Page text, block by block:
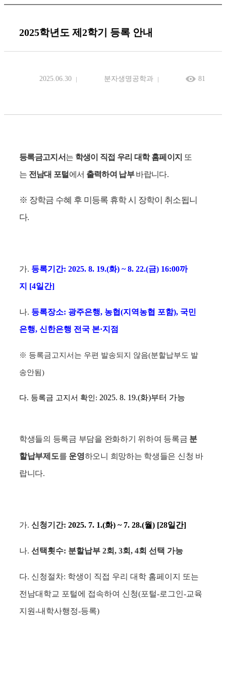
2025학년도 제2학기 등록 안내
2025.06.30 분자생명공학과 81
등록금고지서는 학생이 직접 우리 대학 홈페이지 또
는 전남대 포털 에서 출력하여 납부바랍니다.
※ 장학금 수혜 후 미등록 휴학 시 장학이 취소됩니
다.
가. 등록기간: 2025. 8. 19.(화) ~ 8. 22.(금) 16:00까
지 [4일간]
나. 등록장소: 광주은행, 농협(지역농협 포함), 국민
은행, 신한은행 전국 본·지점
※ 등록금고지서는 우편 발송되지 않음(분할납부도 발
송안됨)
다. 등록금 고지서 확인 : 2025. 8. 19.(화)부터 가능
학생들의 등록금 부담을 완화하기 위하여 등록금 분
할납부제도를 운영하오니 희망하는 학생들은 신청 바
랍니다.
가. 신청기간: 2025. 7. 1.(화) ~ 7. 28.(월) [28일간]
나. 선택횟수: 분할납부 2회 , 3회 , 4회 선택 가능
다. 신청절차: 학생이 직접 우리 대학 홈페이지 또는
전남대학교 포털에 접속하여 신청(포털-로그인-교육
지원-내학사행정-등록)